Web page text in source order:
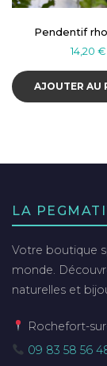
Pendentif
14,20 €
AJOUTER AU
LA
Votre boutique
monde.
naturelles et
Rochefort-
09 83 58 56